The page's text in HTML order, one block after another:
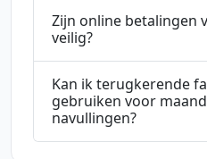
Zijn online betalingen
veilig?
Kan ik terugkerende
gebruiken voor
navullingen?